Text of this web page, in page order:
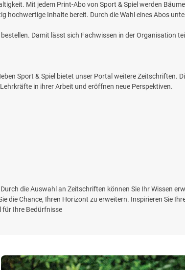
Mit jedem Print-Abo von Sport & Spiel werden
Inhalte bereit. Durch die Wahl eines Abos
Damit lässt sich Fachwissen in der Organisation
Sport & Spiel bietet unser Portal weitere Zeitschriften.
in ihrer Arbeit und eröffnen neue Perspektiven.
die Auswahl an Zeitschriften können Sie Ihr Wissen
die Chance, Ihren Horizont zu erweitern. Inspirieren Sie
für Ihre Bedürfnisse